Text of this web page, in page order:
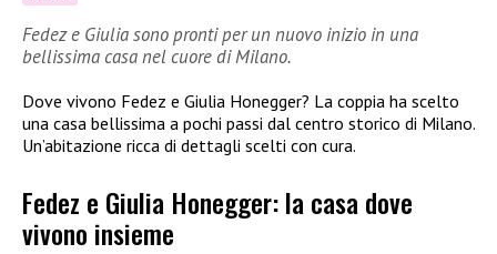
Fedez e Giulia sono pronti per un nuovo inizio in una
bellissima casa nel cuore di Milano.
Dove vivono Fedez e Giulia Honegger? La coppia ha scelto
una casa bellissima a pochi passi dal centro storico di Milano.
Un’abitazione ricca di dettagli scelti con cura.
Fedez e Giulia Honegger: la casa dove
vivono insieme